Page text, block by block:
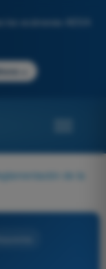
los exámenes AESA
de la